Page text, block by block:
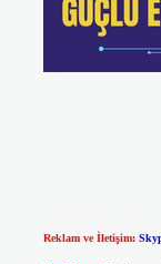
Reklam ve İletişim: